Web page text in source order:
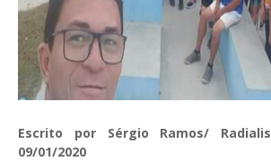
Escrito por Sérgio Ramos/
09/01/2020